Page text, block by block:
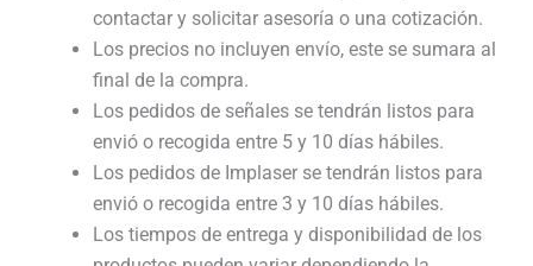
contactar y solicitar asesoría o una cotización.
Los precios no incluyen envío, este se sumara al
final de la compra.
Los pedidos de señales se tendrán listos para
envió o recogida entre 5 y 10 días hábiles.
Los pedidos de Implaser se tendrán listos para
envió o recogida entre 3 y 10 días hábiles.
Los tiempos de entrega y disponibilidad de los